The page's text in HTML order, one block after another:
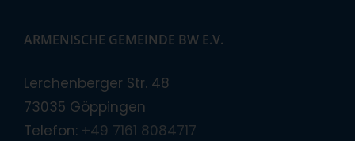
ARMENISCHE GEMEINDE BW E.V.
Lerchenberger Str. 48
73035 Göppingen
Telefon: +49 7161 8084717